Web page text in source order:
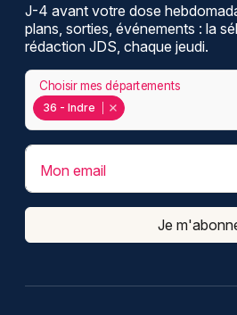
J-4 avant votre dose
plans, sorties, événements : la
rédaction JDS, chaque jeudi.
36 - Indre
Choisir mes départements
Mon email
Je